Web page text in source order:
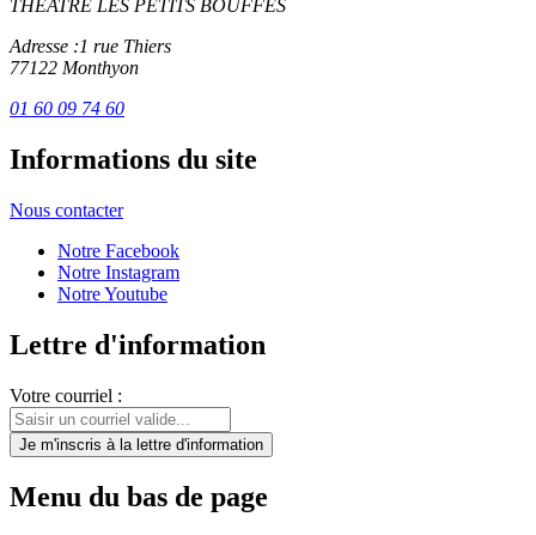
THEATRE LES PETITS BOUFFES
Adresse :1 rue Thiers
77122 Monthyon
01 60 09 74 60
Informations du site
Nous contacter
Notre Facebook
Notre Instagram
Notre Youtube
Lettre d'information
Votre courriel :
Je m'inscris à la lettre d'information
Menu du bas de page